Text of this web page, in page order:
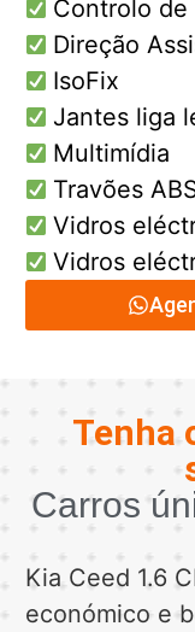
Controlo de
Direção
IsoFix
Jantes liga
Multimídia
Travões
Vidros
Vidros
Tenha
Carros
Kia Ceed 1.6
económico e